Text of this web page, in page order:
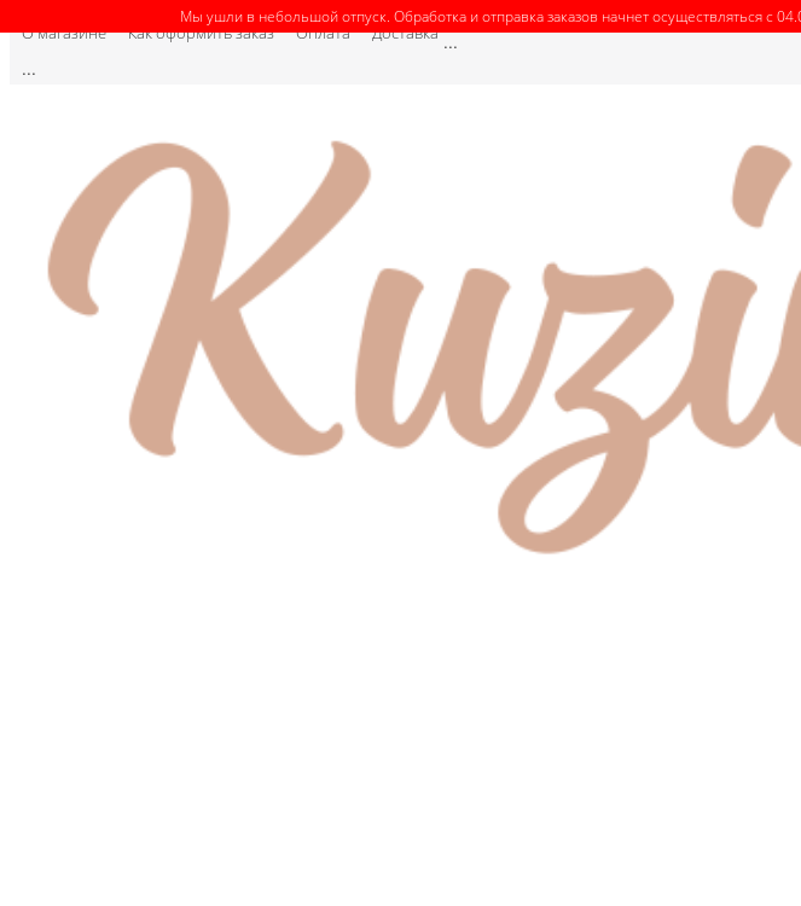
О магазине Как оформить заказ Оплата Доставка ...
...
Мы ушли в небольшой отпуск. Обработка и отправка заказов начнет осуществляться с